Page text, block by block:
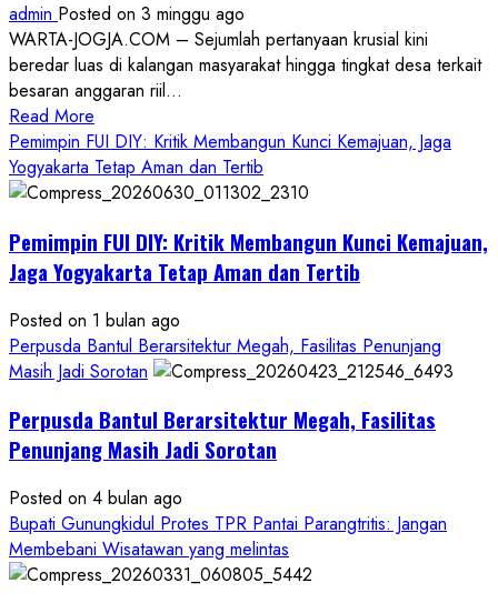
admin Posted on 3 minggu ago
WARTA-JOGJA.COM – Sejumlah pertanyaan krusial kini
beredar luas di kalangan masyarakat hingga tingkat desa terkait
besaran anggaran riil...
Read More
more
about
Anggaran
KDMP
Rp1,6
Diduga
Hanya
Separuhnya
Cair
ke
Ketum
PWRI
RI
Minta
Pemimpin FUI DIY: Kritik Membangun Kunci Kemajuan, Jaga
Yogyakarta Tetap Aman dan Tertib
Pemimpin FUI DIY: Kritik Membangun Kunci Kemajuan,
Jaga Yogyakarta Tetap Aman dan Tertib
Posted on 1 bulan ago
Perpusda Bantul Berarsitektur Megah, Fasilitas Penunjang
Masih Jadi Sorotan
Perpusda Bantul Berarsitektur Megah, Fasilitas
Penunjang Masih Jadi Sorotan
Posted on 4 bulan ago
Bupati Gunungkidul Protes TPR Pantai Parangtritis: Jangan
Membebani Wisatawan yang melintas